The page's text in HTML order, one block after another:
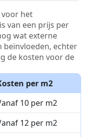
voor het
van een prijs per
wat externe
echter
de kosten voor de
per m2
10 per m2
12 per m2